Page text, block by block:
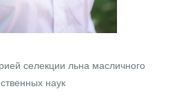
селекции льна масличного
наук